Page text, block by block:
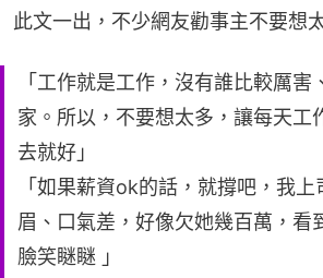
此文一出，不少網友勸事主不要想
「工作就是工作，沒有誰比較厲害
家。所以，不要想太多，讓每天工
去就好」
「如果薪資ok的話，就撐吧，我
眉、口氣差，好像欠她幾百萬，看
臉笑瞇瞇 」